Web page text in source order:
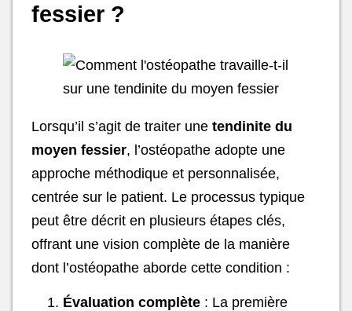
fessier ?
Lorsqu’il s’agit de traiter une tendinite du
moyen fessier, l’ostéopathe adopte une
approche méthodique et personnalisée,
centrée sur le patient. Le processus typique
peut être décrit en plusieurs étapes clés,
offrant une vision complète de la manière
dont l’ostéopathe aborde cette condition :
Évaluation complète : La première